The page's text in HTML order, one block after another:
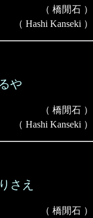
（ 橋閒石 ）
（ Hashi Kanseki ）
や
（ 橋閒石 ）
（ Hashi Kanseki ）
さえ
（ 橋閒石 ）